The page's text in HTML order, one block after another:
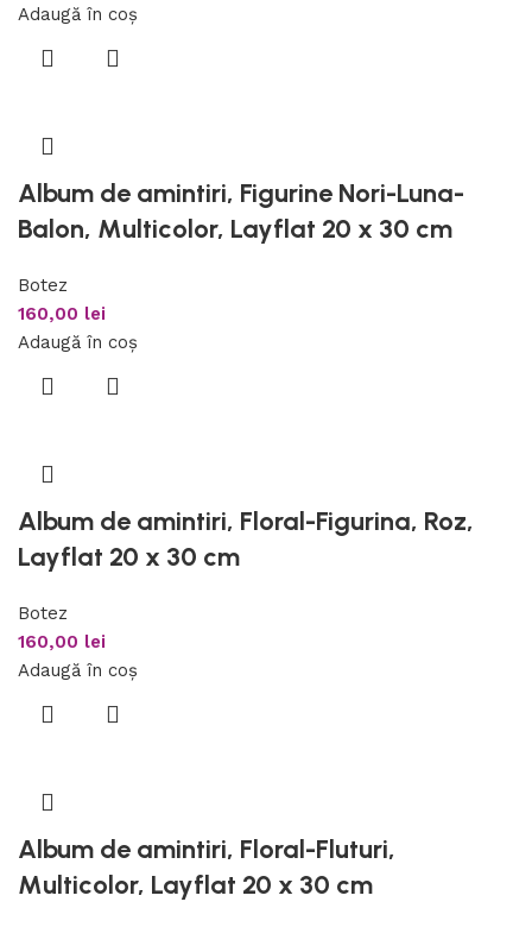
Adaugă în coș
Album de amintiri, Figurine Nori-Luna-
Balon, Multicolor, Layflat 20 x 30 cm
Botez
160,00 lei
Adaugă în coș
Album de amintiri, Floral-Figurina, Roz,
Layflat 20 x 30 cm
Botez
160,00 lei
Adaugă în coș
Album de amintiri, Floral-Fluturi,
Multicolor, Layflat 20 x 30 cm